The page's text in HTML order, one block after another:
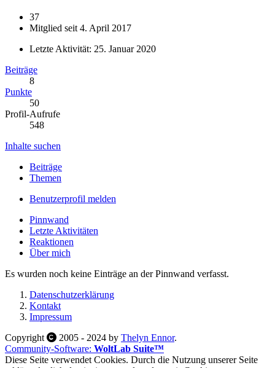
37
Mitglied seit 4. April 2017
Letzte Aktivität: 25. Januar 2020
Beiträge
8
Punkte
50
Profil-Aufrufe
548
Inhalte suchen
Beiträge
Themen
Benutzerprofil melden
Pinnwand
Letzte Aktivitäten
Reaktionen
Über mich
Es wurden noch keine Einträge an der Pinnwand verfasst.
Datenschutzerklärung
Kontakt
Impressum
Copyright
2005 - 2024 by Thelyn Ennor.
Community-Software: WoltLab Suite™
Diese Seite verwendet Cookies. Durch die Nutzung unserer Seite